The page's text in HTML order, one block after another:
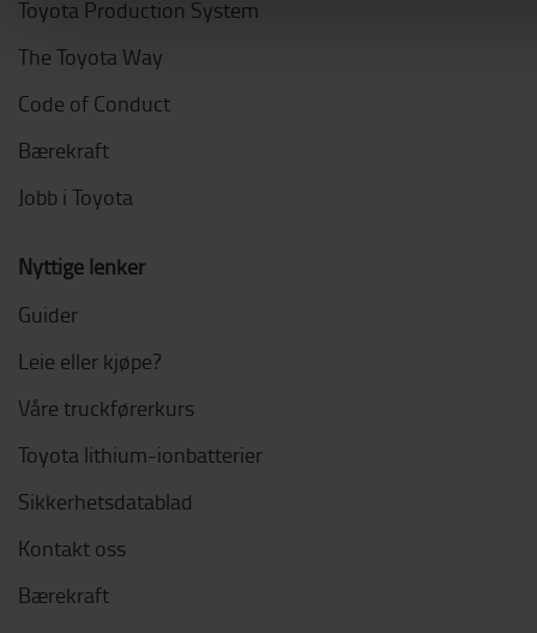
Toyota Production System
The Toyota Way
Code of Conduct
Bærekraft
Jobb i Toyota
Nyttige lenker
Guider
Leie eller kjøpe?
Våre truckførerkurs
Toyota lithium-ionbatterier
Sikkerhetsdatablad
Kontakt oss
Bærekraft